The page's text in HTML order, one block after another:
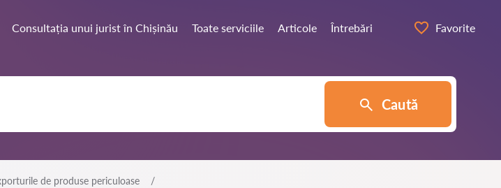
Consultația unui jurist în Chișinău Toate serviciile Articole Întrebări Favorite
Caută
de produse periculoase